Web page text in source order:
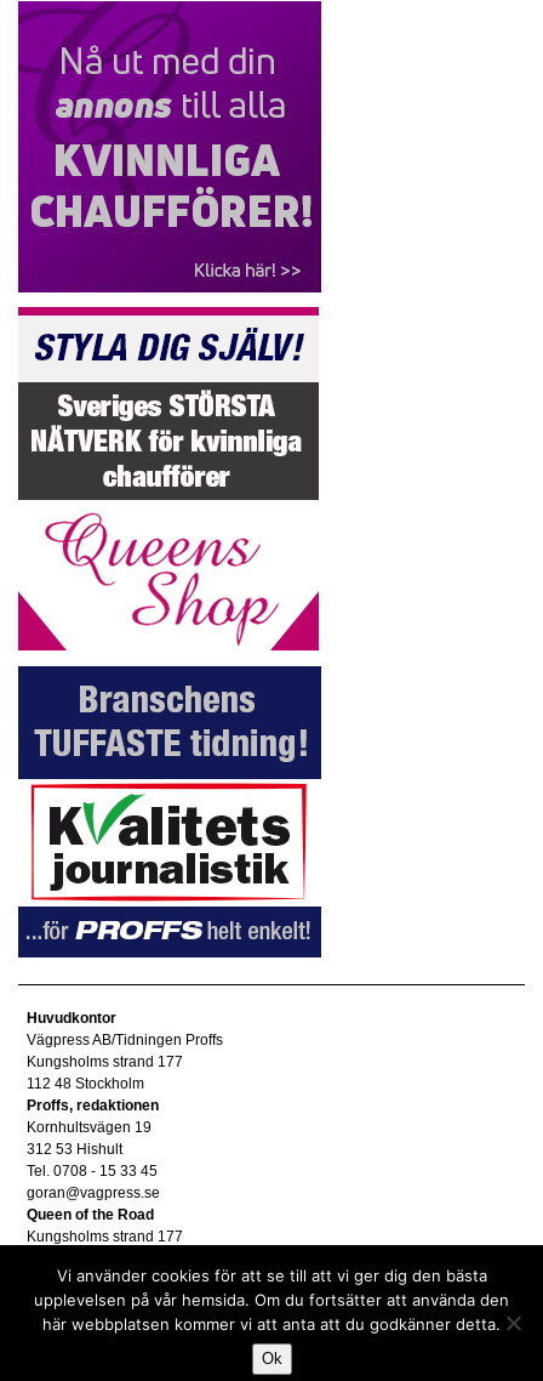
Huvudkontor
Vägpress AB/Tidningen Proffs
Kungsholms strand 177
112 48 Stockholm
Proffs, redaktionen
Kornhultsvägen 19
312 53 Hishult
Tel. 0708 - 15 33 45
goran@vagpress.se
Queen of the Road
Kungsholms strand 177
Annonsera
Tel. 08 - 653 83 80
annons@vagpress.se
Vi använder cookies för att se till att vi ger dig den bästa
upplevelsen på vår hemsida. Om du fortsätter att använda den
här webbplatsen kommer vi att anta att du godkänner detta.
Ok